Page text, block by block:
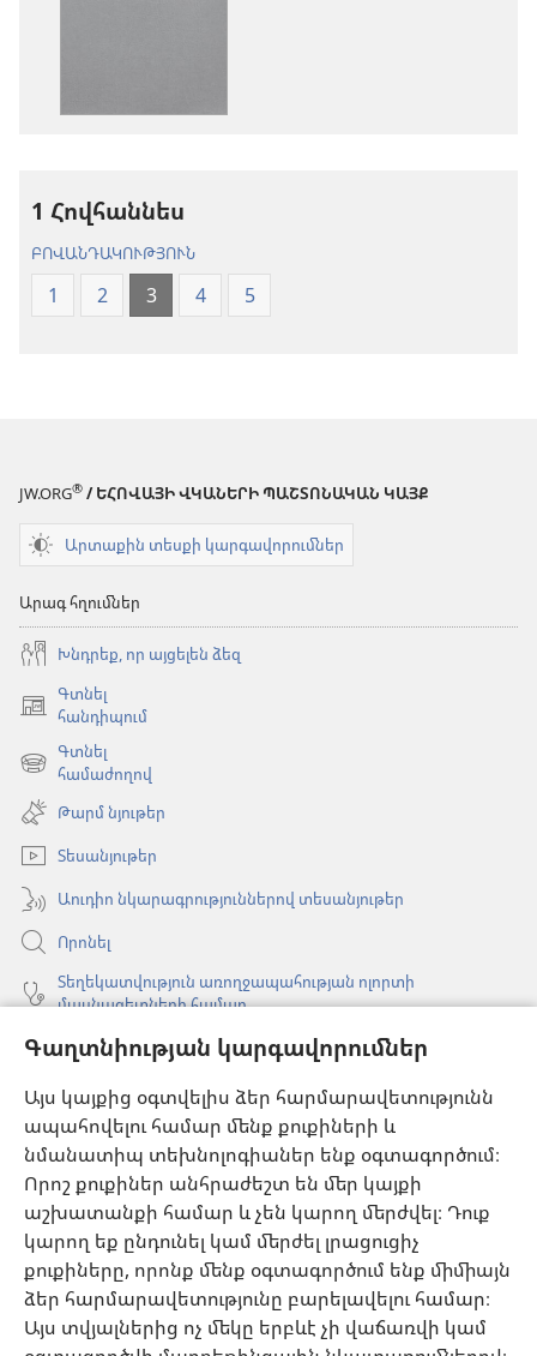
Գաղտնիության կարգավորումներ
Այս կայքից օգտվելիս ձեր հարմարավետությունն
ապահովելու համար մենք քուքիների և
նմանատիպ տեխնոլոգիաներ ենք օգտագործում։
Որոշ քուքիներ անհրաժեշտ են մեր կայքի
աշխատանքի համար և չեն կարող մերժվել։ Դուք
կարող եք ընդունել կամ մերժել լրացուցիչ
քուքիները, որոնք մենք օգտագործում ենք միմիայն
ձեր հարմարավետությունը բարելավելու համար։
Այս տվյալներից ոչ մեկը երբևէ չի վաճառվի կամ
1 Հովհաննես
ԲՈՎԱՆԴԱԿՈՒԹՅՈՒՆ
1 2 3 4 5
JW.ORG® / ԵՀՈՎԱՅԻ ՎԿԱՆԵՐԻ ՊԱՇՏՈՆԱԿԱՆ ԿԱՅՔ
Արտաքին տեսքի կարգավորումներ
Արագ հղումներ
Խնդրեք, որ այցելեն ձեզ
Գտնել
հանդիպում
(բացվում
նոր
պատուհան)
Գտնել
համաժողով
(բացվում
նոր
պատուհան)
Թարմ նյութեր
Տեսանյութեր
Աուդիո նկարագրություններով տեսանյութեր
Որոնել
Տեղեկատվություն առողջապահության ոլորտի
մասնագետների համար
Գլոբալ հաղորդակցություն
Օգնություն
Նվիրատվություններ
(բացվում
է
նոր
պատուհան)
Դիտարանի ՕՆԼԱՅՆ ԳՐԱԴԱՐԱՆ
(բացվում
է
նոր
պատուհան)
JW Hub
(բացվում
է
նոր
պատուհան)
JW Library® հավելված